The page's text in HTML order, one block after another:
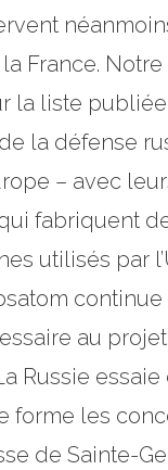
France.
la liste
la défense
– avec
fabriquent
utilisés par
au
Russie
forme les
de Sainte-